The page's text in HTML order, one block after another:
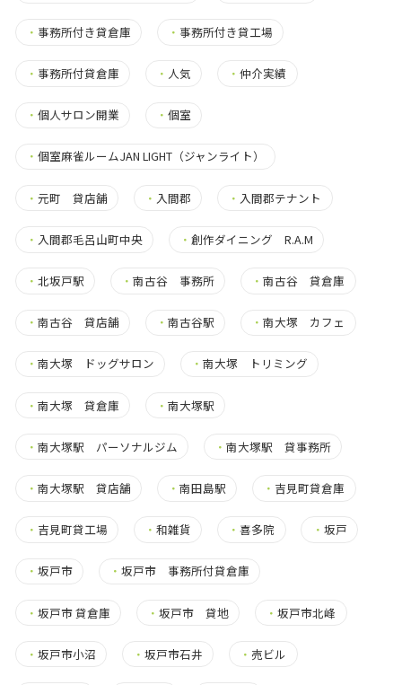
・ 事務所付き貸倉庫 ・ 事務所付き貸工場
・ 事務所付貸倉庫 ・ 人気 ・仲介実績
・ 個人サロン開業 ・個室
・ 個室麻雀ルームJAN LIGHT（ジャンライト）
・ 元町 貸店舗 ・ 入間郡 ・ 入間郡テナント
・ 入間郡毛呂山町中央 ・創作ダイニング R.A.M
・ 北坂戸駅 ・南古谷 事務所 ・南古谷 貸倉庫
・ 南古谷 貸店舗 ・南古谷駅 ・南大塚 カフェ
・ 南大塚 ドッグサロン ・南大塚 トリミング
・ 南大塚 貸倉庫 ・南大塚駅
・ 南大塚駅 パーソナルジム ・南大塚駅 貸事務所
・ 南大塚駅 貸店舗 ・南田島駅 ・ 吉見町貸倉庫
・ 吉見町貸工場 ・和雑貨 ・喜多院 ・ 坂戸
・ 坂戸市 ・坂戸市 事務所付貸倉庫
・ 坂戸市 貸倉庫 ・坂戸市 貸地 ・坂戸市北峰
・ 坂戸市小沼 ・坂戸市石井 ・ 売ビル